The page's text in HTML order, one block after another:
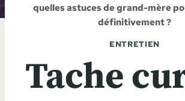
quelles astuces de grand-mère
définitivement ?
ENTRETIEN
Tache